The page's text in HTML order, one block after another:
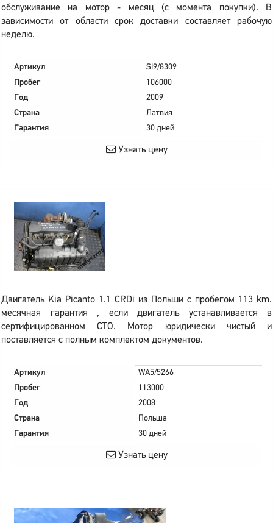
обслуживание на мотор - месяц (с момента покупки). В
зависимости от области срок доставки составляет рабочую
неделю.
Артикул
SI9/8309
Пробег
106000
Год
2009
Страна
Латвия
Гарантия
30 дней
Узнать цену
Двигатель Kia Picanto 1.1 CRDi из Польши с пробегом 113 km.
месячная гарантия , если двигатель устанавливается в
сертифицированном СТО. Мотор юридически чистый и
поставляется с полным комплектом документов.
Артикул
WA5/5266
Пробег
113000
Год
2008
Страна
Польша
Гарантия
30 дней
Узнать цену